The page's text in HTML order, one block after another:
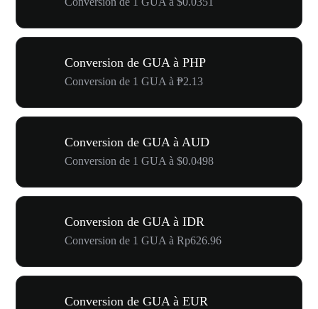
Conversion de GUA à PHP
Conversion de 1 GUA à ₱2.13
Conversion de GUA à AUD
Conversion de 1 GUA à $0.0498
Conversion de GUA à IDR
Conversion de 1 GUA à Rp626.96
Conversion de GUA à EUR